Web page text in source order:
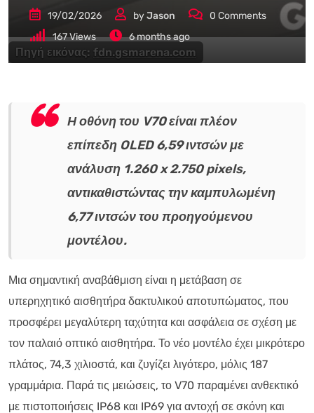
Πηγή εικόνας: fdn.gsmarena.com
19/02/2026 byJason 0 Comments
167Views 6 months ago
Η οθόνη του V70 είναι πλέον
επίπεδη OLED 6,59 ιντσών με
ανάλυση 1.260 x 2.750 pixels,
αντικαθιστώντας την καμπυλωμένη
6,77 ιντσών του προηγούμενου
μοντέλου.
Μια σημαντική αναβάθμιση είναι η μετάβαση σε
υπερηχητικό αισθητήρα δακτυλικού αποτυπώματος, που
προσφέρει μεγαλύτερη ταχύτητα και ασφάλεια σε σχέση με
τον παλαιό οπτικό αισθητήρα. Το νέο μοντέλο έχει μικρότερο
πλάτος, 74,3 χιλιοστά, και ζυγίζει λιγότερο, μόλις 187
γραμμάρια. Παρά τις μειώσεις, το V70 παραμένει ανθεκτικό
με πιστοποιήσεις IP68 και IP69 για αντοχή σε σκόνη και